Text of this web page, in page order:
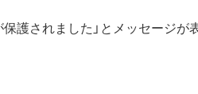
護されました」とメッセージが